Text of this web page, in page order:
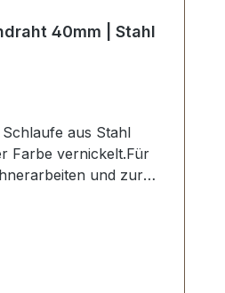
40mm | Stahl
aus Stahl
Farbe vernickelt.Für
und zur